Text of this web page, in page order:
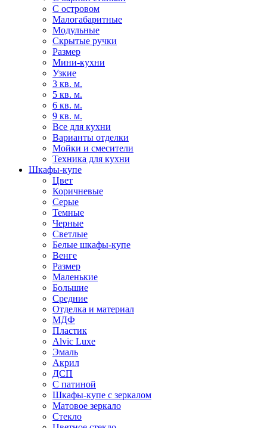
С островом
Малогабаритные
Модульные
Скрытые ручки
Размер
Мини-кухни
Узкие
3 кв. м.
5 кв. м.
6 кв. м.
9 кв. м.
Все для кухни
Варианты отделки
Мойки и смесители
Техника для кухни
Шкафы-купе
Цвет
Коричневые
Серые
Темные
Черные
Светлые
Белые шкафы-купе
Венге
Размер
Маленькие
Большие
Средние
Отделка и материал
МДФ
Пластик
Alvic Luxe
Эмаль
Акрил
ДСП
С патиной
Шкафы-купе с зеркалом
Матовое зеркало
Стекло